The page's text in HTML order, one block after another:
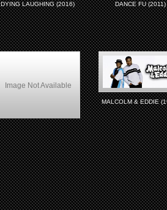
DYING LAUGHING (2016) DANCE FU (2011)
Image Not Available
Woo (1998)
MALCOLM & EDDIE